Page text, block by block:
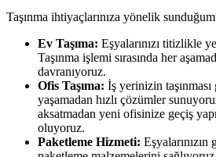
Taşınma ihtiyaçlarınıza yönelik
Ev Taşıma: Eşyalarınızı titizlikle
Taşınma işlemi sırasında her
davranıyoruz.
Ofis Taşıma: İş yerinizin
yaşamadan hızlı çözümler
aksatmadan yeni ofisinize geçiş
oluyoruz.
Paketleme Hizmeti: